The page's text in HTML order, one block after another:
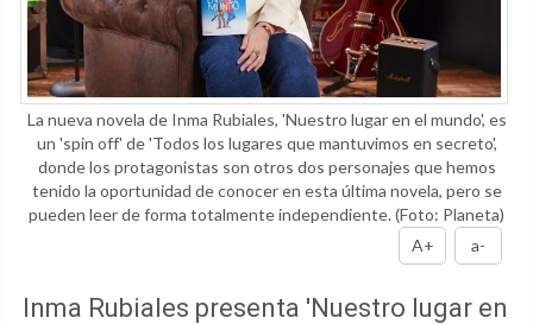
La nueva novela de Inma Rubiales, 'Nuestro lugar en el mundo', es
un 'spin off' de 'Todos los lugares que mantuvimos en secreto',
donde los protagonistas son otros dos personajes que hemos
tenido la oportunidad de conocer en esta última novela, pero se
pueden leer de forma totalmente independiente.(Foto: Planeta)
A+
a-
Inma Rubiales presenta 'Nuestro lugar en